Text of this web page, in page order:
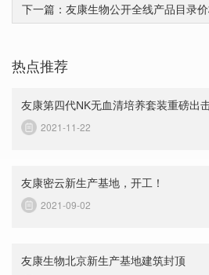
下一篇：友康生物公开全线产品目录
热点推荐
友康第四代NK无血清培养套装重磅出
2021-11-22
友康密云新生产基地，开工！
2021-09-02
友康生物北京新生产基地建筑封顶